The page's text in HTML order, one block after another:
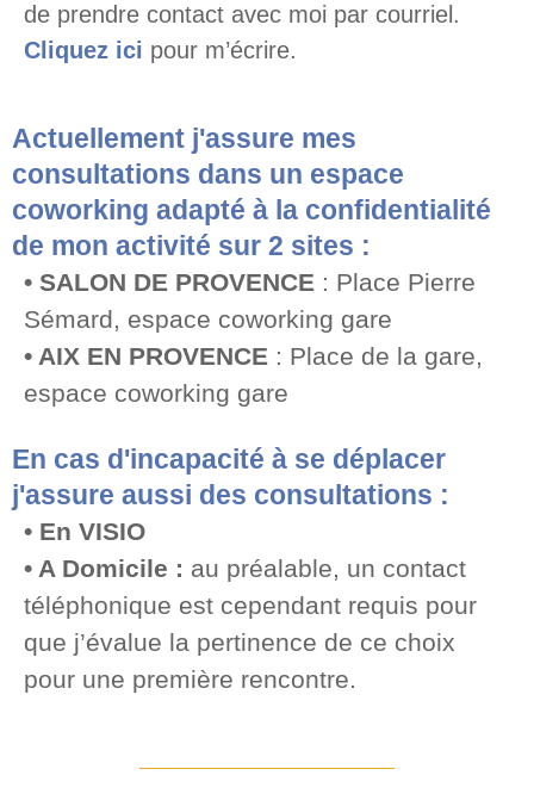
de prendre contact avec moi par courriel.
Cliquez ici pour m’écrire.
Actuellement j'assure mes
consultations dans un espace
coworking adapté à la confidentialité
de mon activité sur 2 sites :
• SALON DE PROVENCE : Place Pierre
Sémard, espace coworking gare
• AIX EN PROVENCE : Place de la gare,
espace coworking gare
En cas d'incapacité à se déplacer
j'assure aussi des consultations :
• En VISIO
• A Domicile : au préalable, un contact
téléphonique est cependant requis pour
que j’évalue la pertinence de ce choix
pour une première rencontre.